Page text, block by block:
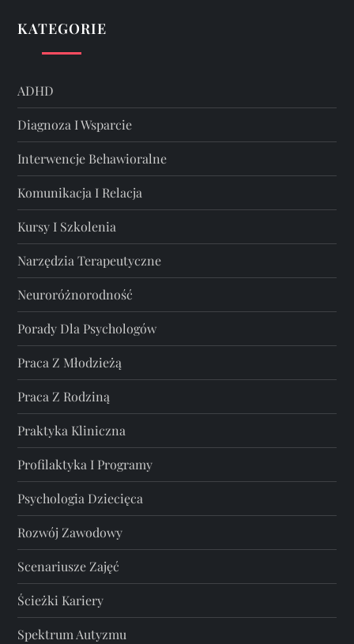
KATEGORIE
ADHD
Diagnoza I Wsparcie
Interwencje Behawioralne
Komunikacja I Relacja
Kursy I Szkolenia
Narzędzia Terapeutyczne
Neuroróżnorodność
Porady Dla Psychologów
Praca Z Młodzieżą
Praca Z Rodziną
Praktyka Kliniczna
Profilaktyka I Programy
Psychologia Dziecięca
Rozwój Zawodowy
Scenariusze Zajęć
Ścieżki Kariery
Spektrum Autyzmu